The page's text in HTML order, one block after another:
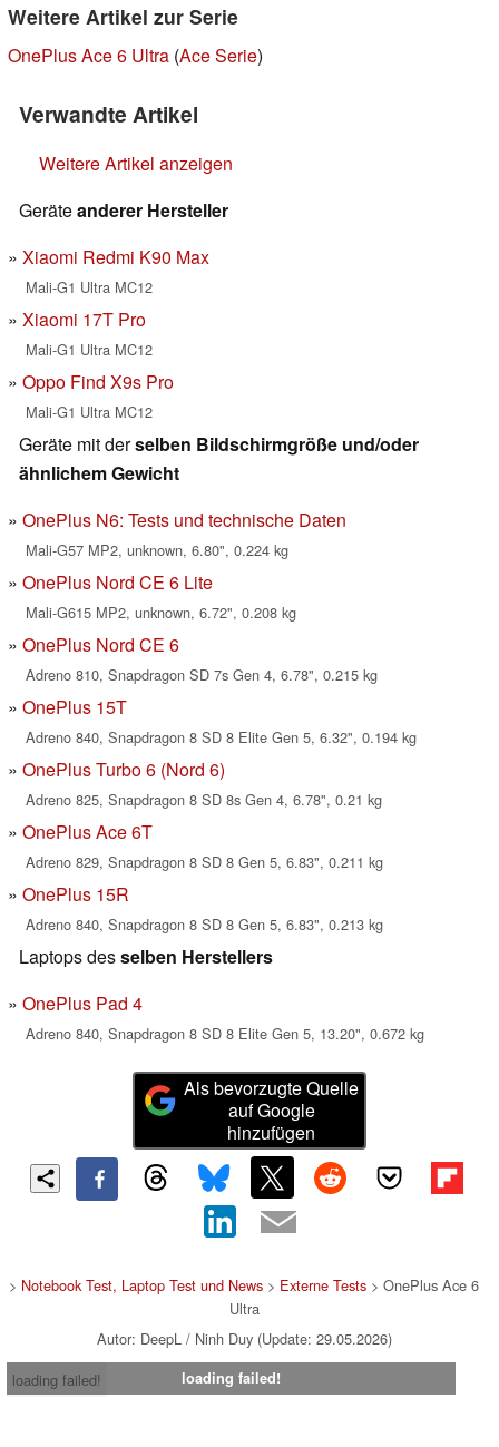
Weitere Artikel zur Serie
OnePlus Ace 6 Ultra (Ace Serie)
Verwandte Artikel
Weitere Artikel anzeigen
Geräteanderer Hersteller
Xiaomi Redmi K90 Max
Mali-G1 Ultra MC12
Xiaomi 17T Pro
Mali-G1 Ultra MC12
Oppo Find X9s Pro
Mali-G1 Ultra MC12
Geräte mit derselben Bildschirmgröße und/oder
ähnlichem Gewicht
OnePlus N6: Tests und technische Daten
Mali-G57 MP2, unknown, 6.80", 0.224 kg
OnePlus Nord CE 6 Lite
Mali-G615 MP2, unknown, 6.72", 0.208 kg
OnePlus Nord CE 6
Adreno 810, Snapdragon SD 7s Gen 4, 6.78", 0.215 kg
OnePlus 15T
Adreno 840, Snapdragon 8 SD 8 Elite Gen 5, 6.32", 0.194 kg
OnePlus Turbo 6 (Nord 6)
Adreno 825, Snapdragon 8 SD 8s Gen 4, 6.78", 0.21 kg
OnePlus Ace 6T
Adreno 829, Snapdragon 8 SD 8 Gen 5, 6.83", 0.211 kg
OnePlus 15R
Adreno 840, Snapdragon 8 SD 8 Gen 5, 6.83", 0.213 kg
Laptops desselben Herstellers
OnePlus Pad 4
Adreno 840, Snapdragon 8 SD 8 Elite Gen 5, 13.20", 0.672 kg
Als bevorzugte Quelle
auf Google
hinzufügen
> Notebook Test, Laptop Test und News > Externe Tests > OnePlus Ace 6
Ultra
Autor: DeepL / Ninh Duy (Update: 29.05.2026)
loading failed!
loading failed!